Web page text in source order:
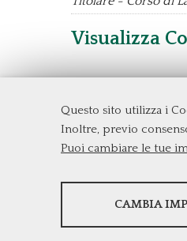
Questo sito utilizza i
Inoltre, previo
Puoi cambiare le tue
STATISTICHE
CAMBIA
Visualizza
Dipartimento di
Università
Via Columbia, 2
Tel. +39 06